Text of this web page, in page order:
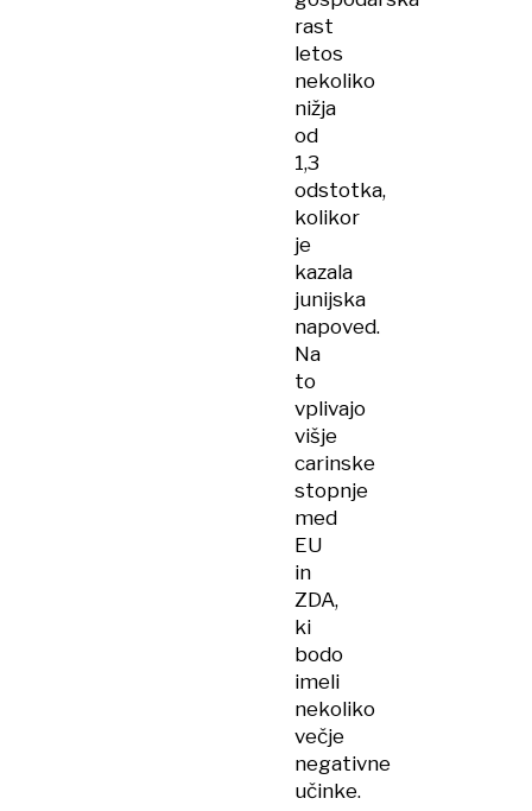
rast
letos
nekoliko
nižja
od
1,3
odstotka,
kolikor
je
kazala
junijska
napoved.
Na
to
vplivajo
višje
carinske
stopnje
med
EU
in
ZDA,
ki
bodo
imeli
nekoliko
večje
negativne
učinke.